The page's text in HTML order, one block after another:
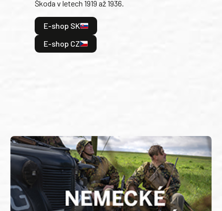
Škoda v letech 1919 až 1936.
E-shop SK
E-shop CZ